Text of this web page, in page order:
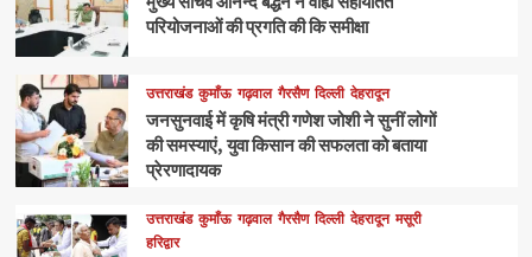
परियोजनाओं की प्रगति की कि समीक्षा
उत्तराखंड कुमाँऊ गढ़वाल गैरसैण दिल्ली देहरादून
जनसुनवाई में कृषि मंत्री गणेश जोशी ने सुनीं लोगों
की समस्याएं, युवा किसान की सफलता को बताया
प्रेरणादायक
उत्तराखंड कुमाँऊ गढ़वाल गैरसैण दिल्ली देहरादून मसूरी
हरिद्वार